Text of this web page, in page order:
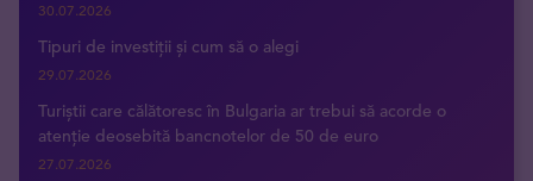
30.07.2026
Tipuri de investiții și cum să o alegi
29.07.2026
Turiștii care călătoresc în Bulgaria ar trebui să acorde o
atenție deosebită bancnotelor de 50 de euro
27.07.2026